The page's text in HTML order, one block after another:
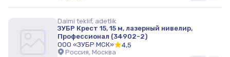
Daimi teklif, adetlik
ЗУБР Крест 15, 15 м, лазерный нивелир,
Профессионал (34902-2)
ООО «ЗУБР МСК»
4,5
Россия, Москва